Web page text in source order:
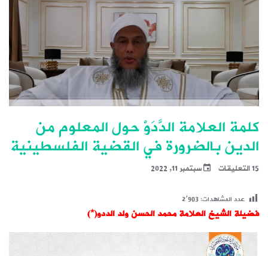
كلمة العلامة الدَّدَوْ حول المعلوم من
الدين بالضرورة في القضية الفلسطينية
15 التعليقات سبتمبر 11, 2022
عدد المشاهدات:2٬903
فضيلة الشيخ العلامة محمد الحسن ولد الددو(*)